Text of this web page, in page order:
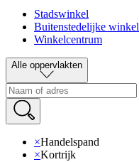
Stadswinkel
Buitenstedelijke winkel
Winkelcentrum
Alle oppervlakten
×Handelspand
×Kortrijk